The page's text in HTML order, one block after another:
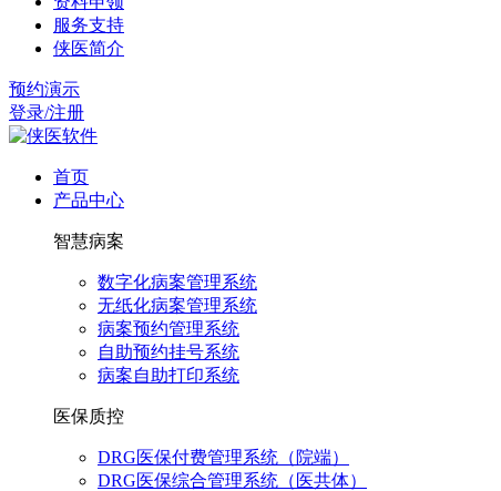
服务支持
侠医简介
预约演示
登录/注册
首页
产品中心
智慧病案
数字化病案管理系统
无纸化病案管理系统
病案预约管理系统
自助预约挂号系统
病案自助打印系统
医保质控
DRG医保付费管理系统（院端）
DRG医保综合管理系统（医共体）